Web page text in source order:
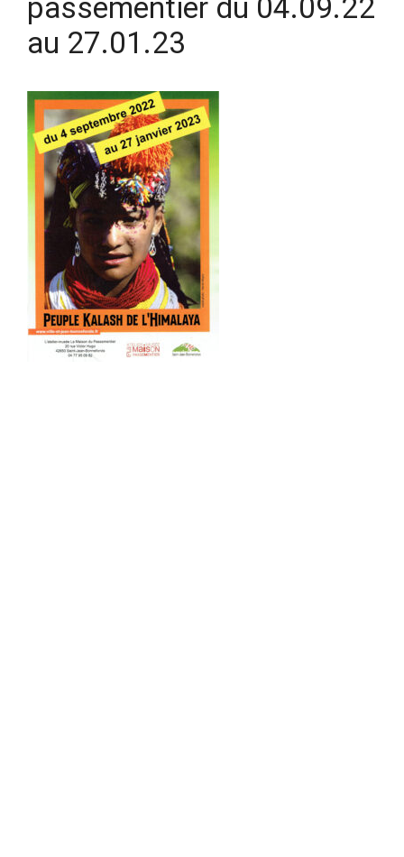
passementier du 04.09.22
au 27.01.23